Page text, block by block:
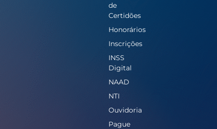
de
Certidões
Honorários
Inscrições
INSS
Digital
NAAD
NTI
Ouvidoria
Pague